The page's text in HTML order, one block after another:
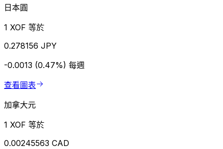
日本圓
1 XOF 等於
0.278156 JPY
-0.0013 (0.47%) 每週
查看圖表
加拿大元
1 XOF 等於
0.00245563 CAD